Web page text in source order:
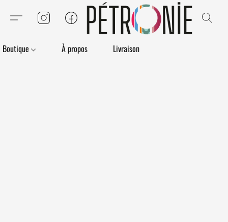
Boutique À propos Livraison